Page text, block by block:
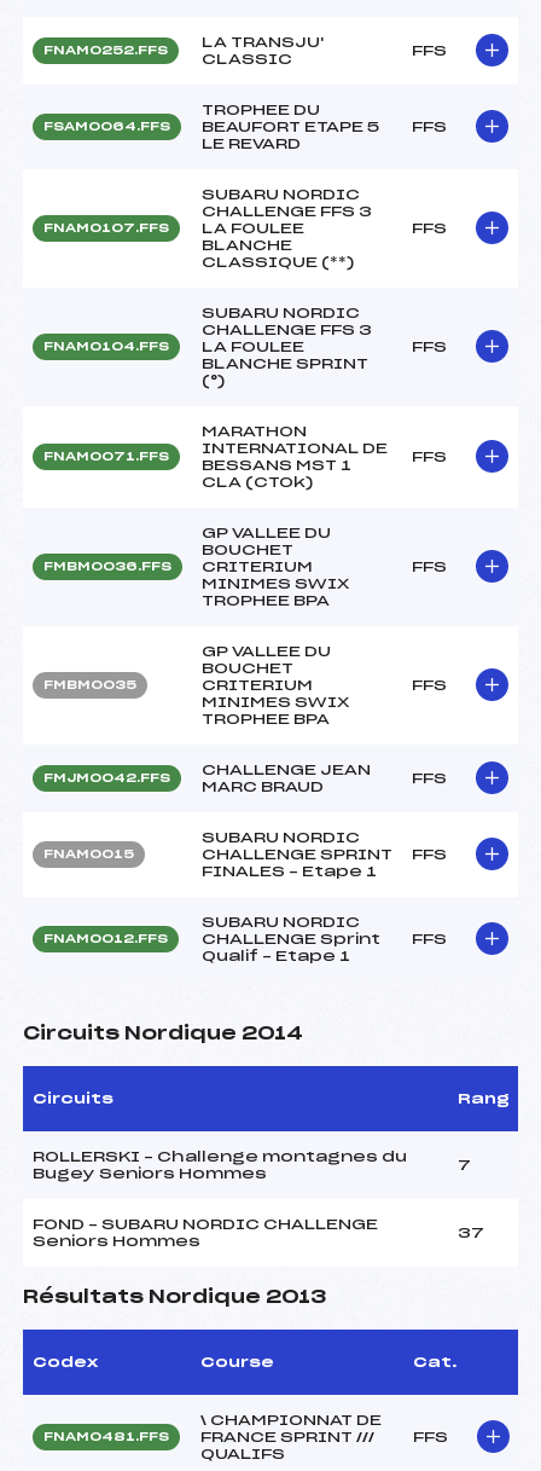
FNAM0252.FFS
LA TRANSJU'
CLASSIC
FFS
FSAM0064.FFS
TROPHEE DU
BEAUFORT ETAPE 5
LE REVARD
FFS
FNAM0107.FFS
SUBARU NORDIC
CHALLENGE FFS 3
LA FOULEE
BLANCHE
CLASSIQUE (**)
FFS
FNAM0104.FFS
SUBARU NORDIC
CHALLENGE FFS 3
LA FOULEE
BLANCHE SPRINT
(°)
FFS
FNAM0071.FFS
MARATHON
INTERNATIONAL DE
BESSANS MST 1
CLA (CTOk)
FFS
FMBM0036.FFS
GP VALLEE DU
BOUCHET
CRITERIUM
MINIMES SWIX
TROPHEE BPA
FFS
FMBM0035
GP VALLEE DU
BOUCHET
CRITERIUM
MINIMES SWIX
TROPHEE BPA
FFS
FMJM0042.FFS
CHALLENGE JEAN
MARC BRAUD
FFS
FNAM0015
SUBARU NORDIC
CHALLENGE SPRINT
FINALES – Etape 1
FFS
FNAM0012.FFS
SUBARU NORDIC
CHALLENGE Sprint
Qualif – Etape 1
FFS
Circuits Nordique 2014
Circuits Rang
ROLLERSKI – Challenge montagnes du
Bugey Seniors Hommes
7
FOND – SUBARU NORDIC CHALLENGE
Seniors Hommes
37
Résultats Nordique 2013
Codex Course Cat.
FNAM0481.FFS
\ CHAMPIONNAT DE
FRANCE SPRINT ///
QUALIFS
FFS